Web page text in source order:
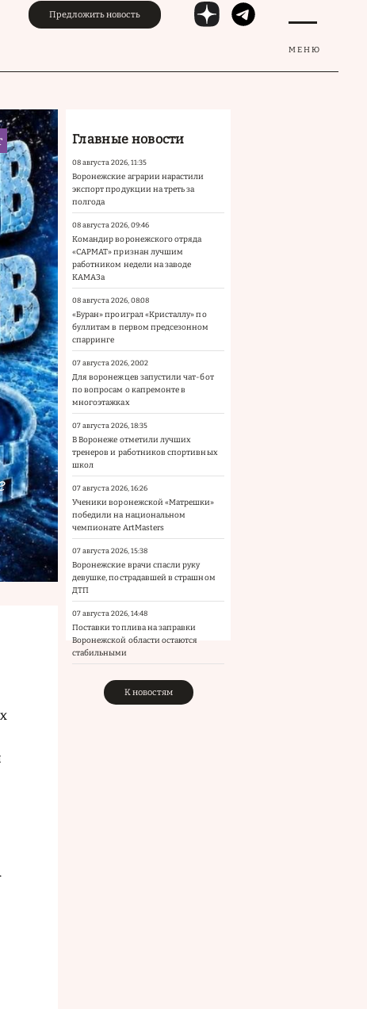
МЕНЮ
Предложить новость
Главные новости
08 августа 2026, 11:35
Воронежские аграрии нарастили
экспорт продукции на треть за
полгода
08 августа 2026, 09:46
Командир воронежского отряда
«САРМАТ» признан лучшим
работником недели на заводе
КАМАЗа
08 августа 2026, 08:08
«Буран» проиграл «Кристаллу» по
буллитам в первом предсезонном
спарринге
07 августа 2026, 20:02
Для воронежцев запустили чат-бот
по вопросам о капремонте в
многоэтажках
07 августа 2026, 18:35
В Воронеже отметили лучших
тренеров и работников спортивных
школ
07 августа 2026, 16:26
Ученики воронежской «Матрешки»
победили на национальном
чемпионате ArtMasters
07 августа 2026, 15:38
Воронежские врачи спасли руку
девушке, пострадавшей в страшном
ДТП
07 августа 2026, 14:48
Поставки топлива на заправки
Воронежской области остаются
стабильными
К новостям